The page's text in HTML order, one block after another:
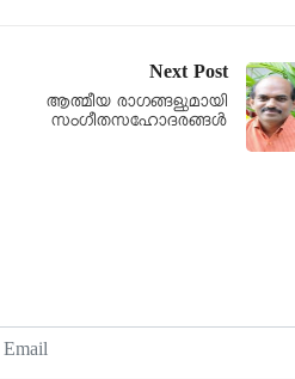
Next Post
ആത്മീയ രാഗങ്ങളുമായി
സംഗീതസഹോദരങ്ങള്‍